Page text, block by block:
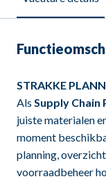
STRAKKE
Als Supply Chain
juiste materialen
moment
planning,
voorraadbeheer